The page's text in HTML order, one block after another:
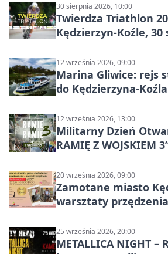
30 sierpnia 2026, 10:00
Twierdza Triathlon
Kędzierzyn-Koźle, 30
12 września 2026, 09:00
Marina Gliwice: rejs
do Kędzierzyna-
12 września 2026, 13:00
Militarny Dzień
RAMIĘ Z WOJSKIEM
20 września 2026, 09:00
Zamotane miasto
warsztaty
25 września 2026, 20:00
METALLICA NIGHT –